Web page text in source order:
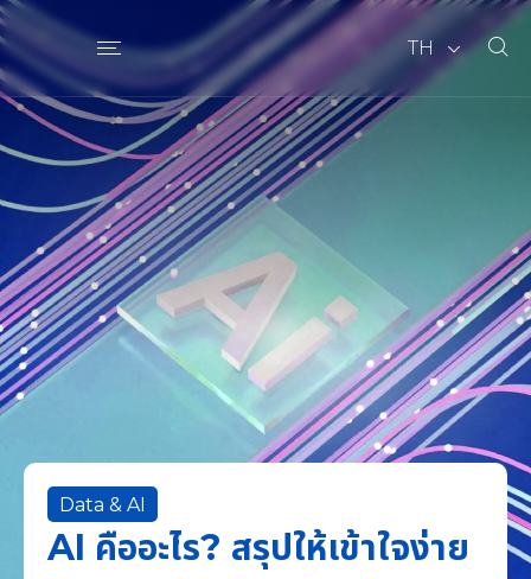
TH
Data & AI
AI คืออะไร? สรุปให้เข้าใจง่าย